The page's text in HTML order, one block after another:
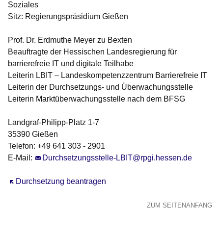
Soziales
Sitz: Regierungspräsidium Gießen
Prof. Dr. Erdmuthe Meyer zu Bexten
Beauftragte der Hessischen Landesregierung für
barrierefreie IT und digitale Teilhabe
Leiterin LBIT – Landeskompetenzzentrum Barrierefreie IT
Leiterin der Durchsetzungs- und Überwachungsstelle
Leiterin Marktüberwachungsstelle nach dem BFSG
Landgraf-Philipp-Platz 1-7
35390 Gießen
Telefon: +49 641 303 - 2901
E-Mail:
Durchsetzungsstelle-LBIT@rpgi.hessen.de
Durchsetzung beantragen
Öffnet sich in einem neuen Fenster
ZUM SEITENANFANG